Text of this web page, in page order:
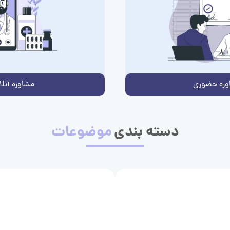
حضوری مشاوره
دسته بندیموضوعات